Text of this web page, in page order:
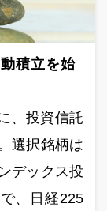
積立を始
、投資信託
選択銘柄は
デックス投
、日経225